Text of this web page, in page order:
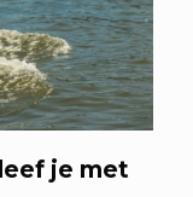
je met